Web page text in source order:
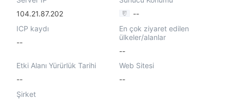
104.21.87.202
--
ICP kaydı
--
En çok ziyaret edilen
ülkeler/alanlar
--
Etki Alanı Yürürlük Tarihi
--
Web Sitesi
--
Şirket